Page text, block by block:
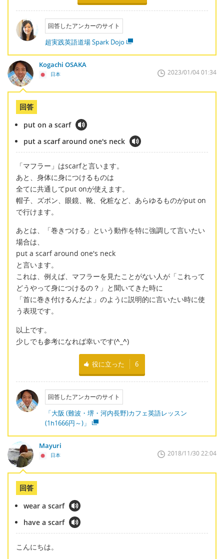
回答したアンカーのサイト
超実践英語道場 Spark Dojo
Kogachi OSAKA
日本 2023/01/04 01:34
回答
put on a scarf
put a scarf around one's neck
「マフラー」はscarfと言います。
あと、身体に身につけるものは
全てに共通してput onが使えます。
帽子、ズボン、眼鏡、靴、化粧など、あらゆるものがput on
で行けます。
あとは、「巻きつける」という動作を特に強調して言いたい
場合は、
put a scarf around one's neck
と言います。
これは、例えば、マフラーを見たことがない人が「これって
どうやって身につけるの？」と聞いてきた時に
「首に巻き付けるんだよ」のように説明的に言いたい時に使
う表現です。
以上です。
少しでも参考になれば幸いです(^_^)
役に立った 6
回答したアンカーのサイト
「大阪 (難波・堺・河内長野)カフェ英語レッスン
(1h1666円～)」
Mayuri
日本 2018/11/30 22:04
回答
wear a scarf
have a scarf
こんにちは。